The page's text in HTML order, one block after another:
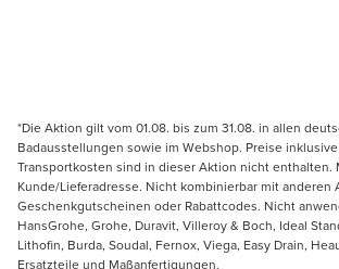
*Die Aktion gilt vom 01.08. bis zum 31.08. in allen
Badausstellungen sowie im Webshop. Preise inklusive
Transportkosten sind in dieser Aktion nicht enthalten.
Kunde/Lieferadresse. Nicht kombinierbar mit anderen
Geschenkgutscheinen oder Rabattcodes. Nicht
HansGrohe, Grohe, Duravit, Villeroy & Boch, Ideal
Lithofin, Burda, Soudal, Fernox, Viega, Easy Drain,
Ersatzteile und Maßanfertigungen.